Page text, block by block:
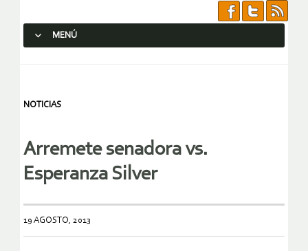
MENÚ
NOTICIAS
Arremete senadora vs.
Esperanza Silver
19 AGOSTO, 2013